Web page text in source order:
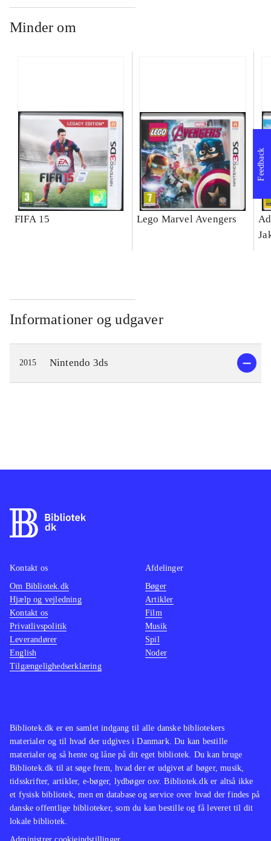
Minder om
FIFA 15 Lego Marvel Avengers
Informationer og udgaver
2015 Nintendo 3ds
Feedback
Bibliotek.dk er en samlet indgang til alle danske bibliotekers
materialer og til hvad der udgives i Danmark. Du kan bestille
materialer og så hente og låne på dit eget bibliotek. Du kan bruge
Bibliotek.dk til at søge frem, hvad der er udgivet af bøger, musik,
tidsskrifter, artikler, e-bøger, lydbøger osv. Bibliotek.dk er altså ikke
et fysisk bibliotek, men en database og service over hvad der findes på
danske offentlige biblioteker, som du kan bestille og få leveret til dit
lokale bibliotek.
Kontakt os
Om Bibliotek.dk
Hjælp og vejledning
Kontakt os
Privatlivspolitik
Leverandører
English
Tilgængelighedserklæring
Afdelinger
Bøger
Artikler
Film
Musik
Spil
Noder